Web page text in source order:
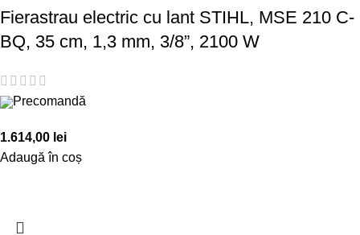
Fierastrau electric cu lant STIHL, MSE 210 C-
BQ, 35 cm, 1,3 mm, 3/8”, 2100 W
Precomandă
1.614,00 lei
Adaugă în coș